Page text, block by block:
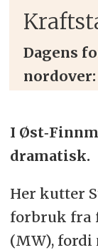
Dagens
nordover:
rette for
1150 MW.
I
dramatisk.
Her kutter
forbruk fra
(MW),